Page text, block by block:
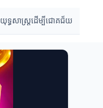
យុទ្ធសាស្ត្រដើម្បីជោគជ័យ